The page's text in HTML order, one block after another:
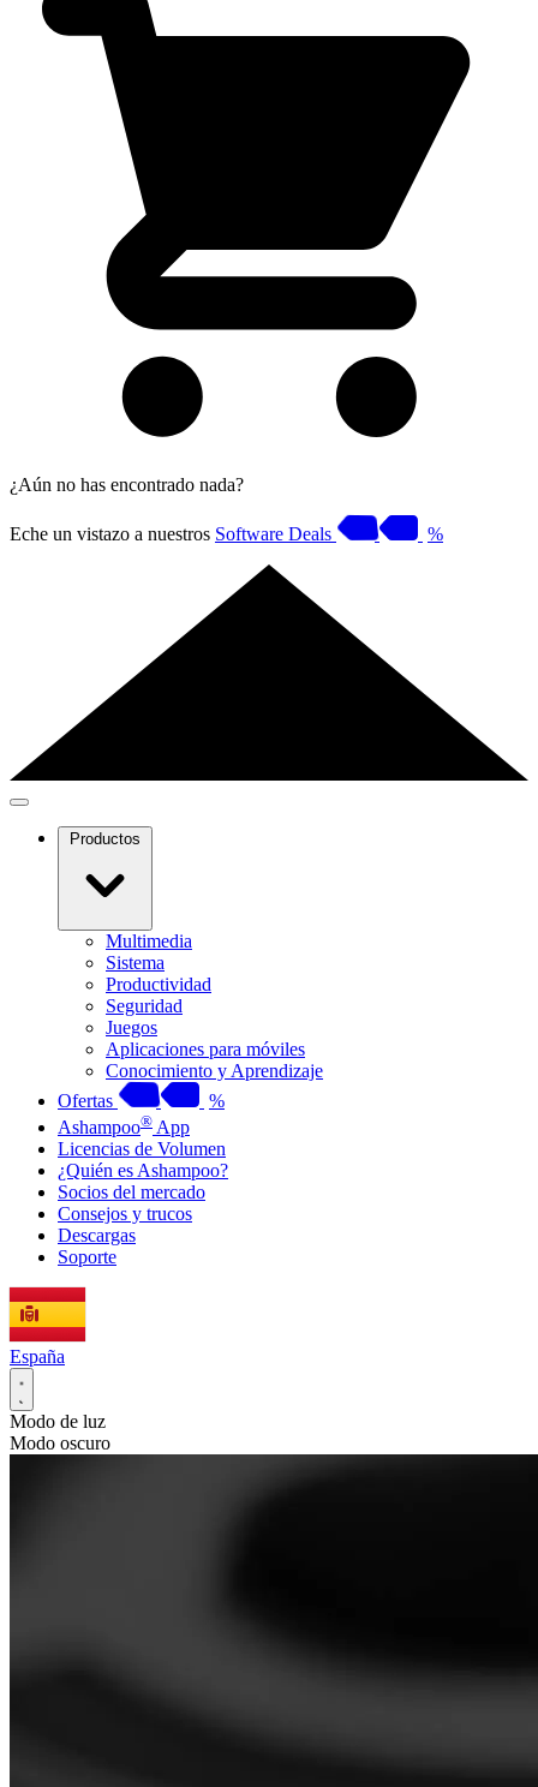
¿Aún no has encontrado nada?
Eche un vistazo a nuestros Software Deals %
Productos
Multimedia
Sistema
Productividad
Seguridad
Juegos
Aplicaciones para móviles
Conocimiento y Aprendizaje
Ofertas
%
Ashampoo® App
Licencias de Volumen
¿Quién es Ashampoo?
Socios del mercado
Consejos y trucos
Descargas
Soporte
España
Modo de luz
Modo oscuro